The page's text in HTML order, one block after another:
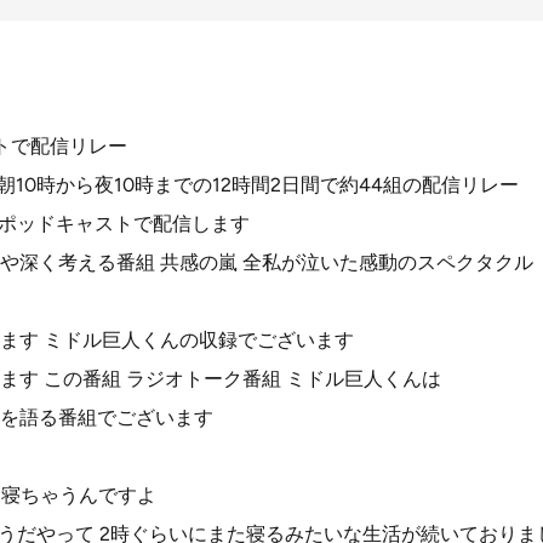
で配信リレー
10時から夜10時までの12時間2日間で約44組の配信リレー
ッドキャストで配信します
深く考える番組 共感の嵐 全私が泣いた感動のスペクタクル
す ミドル巨人くんの収録でございます
す この番組 ラジオトーク番組 ミドル巨人くんは
語る番組でございます
ちゃうんですよ
だやって 2時ぐらいにまた寝るみたいな生活が続いておりま